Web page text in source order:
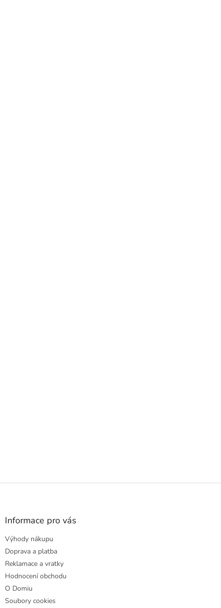
Z
Informace pro vás
Výhody nákupu
Doprava a platba
Reklamace a vratky
Hodnocení obchodu
O Domiu
Soubory cookies